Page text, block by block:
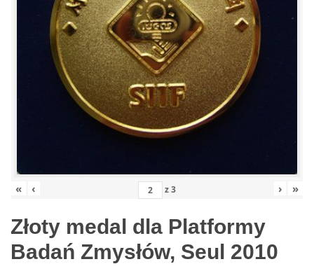
« ‹ z3 › »
Złoty medal dla Platformy
Badań Zmysłów, Seul 2010